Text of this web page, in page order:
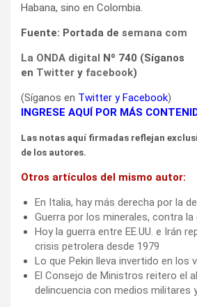
Habana, sino en Colombia.
Fuente: Portada de semana com
La ONDA digital Nº 740 (Síganos
en Twitter y facebook)
(Síganos en Twitter yFacebook)
INGRESE AQUÍ POR MÁS
Las notas aquí firmadas reflejan
de los autores.
Otros artículos del mismo autor:
En Italia, hay más derecha por la
Guerra por los minerales, contra
Hoy la guerra entre EE.UU. e Irán
crisis petrolera desde 1979
Lo que Pekin lleva invertido en los
El Consejo de Ministros reitero el
delincuencia con medios militares